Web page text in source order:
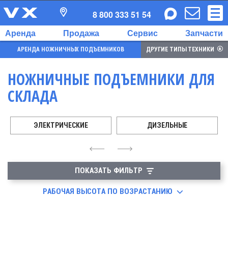
Аренда Продажа Сервис Запчасти
8 800 333 51 54
АРЕНДА НОЖНИЧНЫХ ПОДЪЕМНИКОВ ДРУГИЕ ТИПЫ ТЕХНИКИ
НОЖНИЧНЫЕ ПОДЪЕМНИКИ ДЛЯ
СКЛАДА
4
ЭЛЕКТРИЧЕСКИЕ ДИЗЕЛЬНЫЕ
6
ПОКАЗАТЬ ФИЛЬТР
РАБОЧАЯ ВЫСОТА ПО ВОЗРАСТАНИЮ